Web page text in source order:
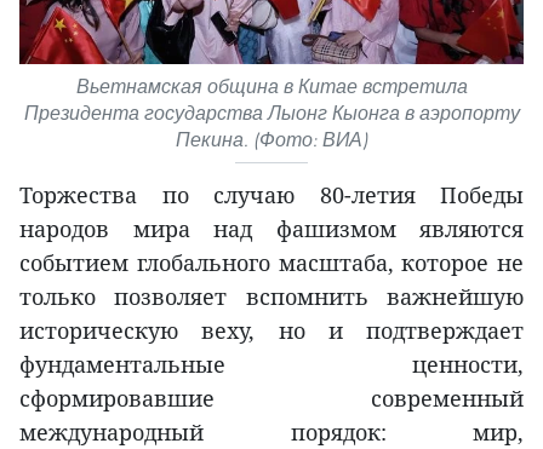
Вьетнамская община в Китае встретила
Президента государства Лыонг Кыонга в аэропорту
Пекина. (Фото: ВИА)
Торжества по случаю 80-летия Победы
народов мира над фашизмом являются
событием глобального масштаба, которое не
только позволяет вспомнить важнейшую
историческую веху, но и подтверждает
фундаментальные ценности,
сформировавшие современный
международный порядок: мир,